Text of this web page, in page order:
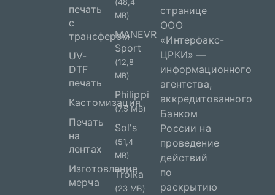
печать
с
трансфером
UV-
DTF
печать
Кастомизация
Печать
на
лентах
Изготовление
мерча
(48,4
MB)
MANEVR
Sport
(12,8
MB)
Philippi
(7,5 MB)
Sol's
(51,4
MB)
Troika
(23 MB)
странице
ООО
«Интерфакс-
ЦРКИ» —
информационного
агентства,
аккредитованного
Банком
России на
проведение
действий
по
раскрытию